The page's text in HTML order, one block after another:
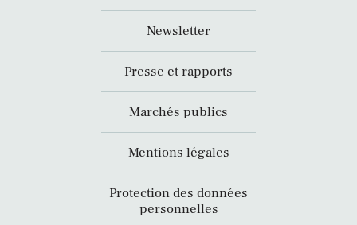
Newsletter
Presse et rapports
Marchés publics
Mentions légales
Protection des données
personnelles